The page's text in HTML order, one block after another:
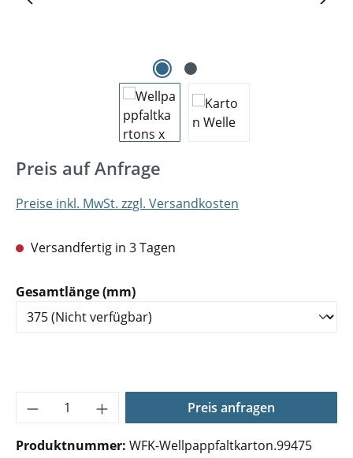
Preis auf Anfrage
Preise inkl. MwSt. zzgl. Versandkosten
Versandfertig in 3 Tagen
Gesamtlänge (mm)auswählen
Produkt Anzahl: Gib den gewünschten
Preis anfragen
Produktnummer: WFK-Wellpappfaltkarton.99475